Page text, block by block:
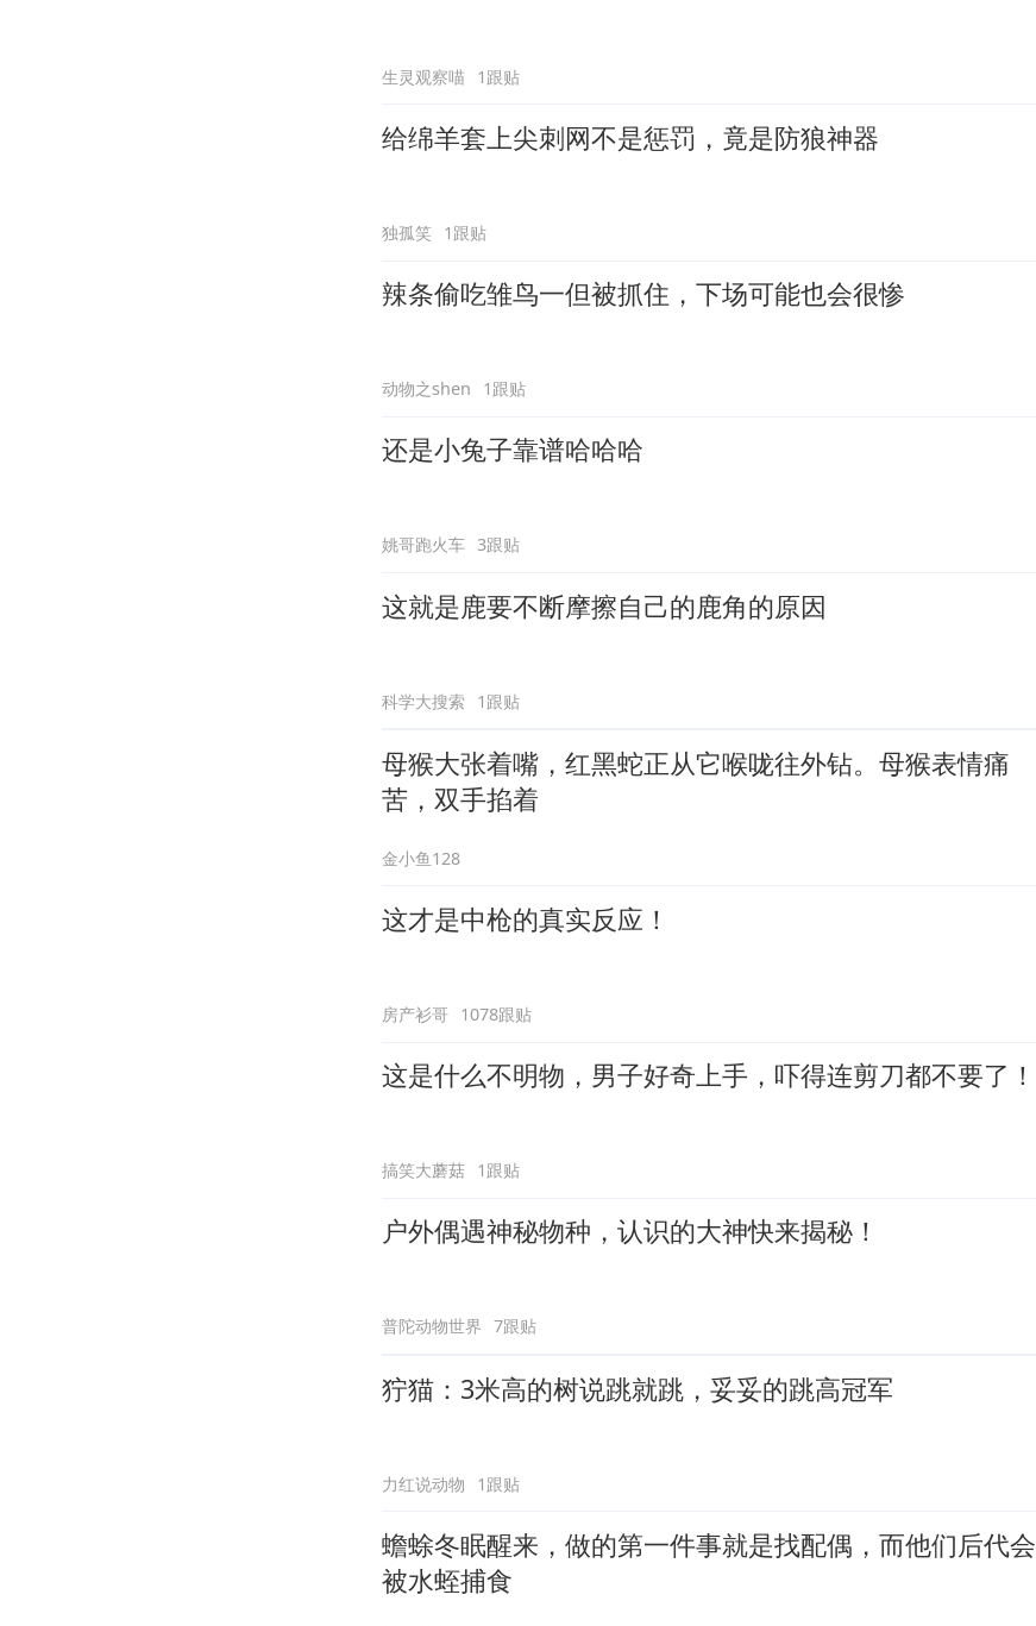
生灵观察喵 1跟贴
给绵羊套上尖刺网不是惩罚，竟是防狼神器
独孤笑 1跟贴
辣条偷吃雏鸟一但被抓住，下场可能也会很惨
动物之shen 1跟贴
还是小兔子靠谱哈哈哈
姚哥跑火车 3跟贴
这就是鹿要不断摩擦自己的鹿角的原因
科学大搜索 1跟贴
母猴大张着嘴，红黑蛇正从它喉咙往外钻。母猴表情痛
苦，双手掐着
金小鱼128
这才是中枪的真实反应！
房产衫哥 1078跟贴
这是什么不明物，男子好奇上手，吓得连剪刀都不要了！
搞笑大蘑菇 1跟贴
户外偶遇神秘物种，认识的大神快来揭秘！
普陀动物世界 7跟贴
狞猫：3米高的树说跳就跳，妥妥的跳高冠军
力红说动物 1跟贴
蟾蜍冬眠醒来，做的第一件事就是找配偶，而他们后代会
被水蛭捕食